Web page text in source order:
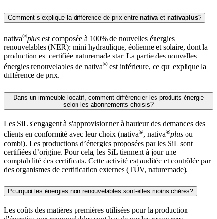
Comment s’explique la différence de prix entre nativa et nativaplus?
nativa®plus est composée à 100% de nouvelles énergies
renouvelables (NER): mini hydraulique, éolienne et solaire, dont la
production est certifiée naturemade star. La partie des nouvelles
énergies renouvelables de nativa® est inférieure, ce qui explique la
différence de prix.
Dans un immeuble locatif, comment différencier les produits énergie
selon les abonnements choisis?
Les SiL s'engagent à s'approvisionner à hauteur des demandes des
clients en conformité avec leur choix (nativa®, nativa®plus ou
combi). Les productions d’énergies proposées par les SiL sont
certifiées d’origine. Pour cela, les SiL tiennent à jour une
comptabilité des certificats. Cette activité est auditée et contrôlée par
des organismes de certification externes (TÜV, naturemade).
Pourquoi les énergies non renouvelables sont-elles moins chères?
Les coûts des matières premières utilisées pour la production